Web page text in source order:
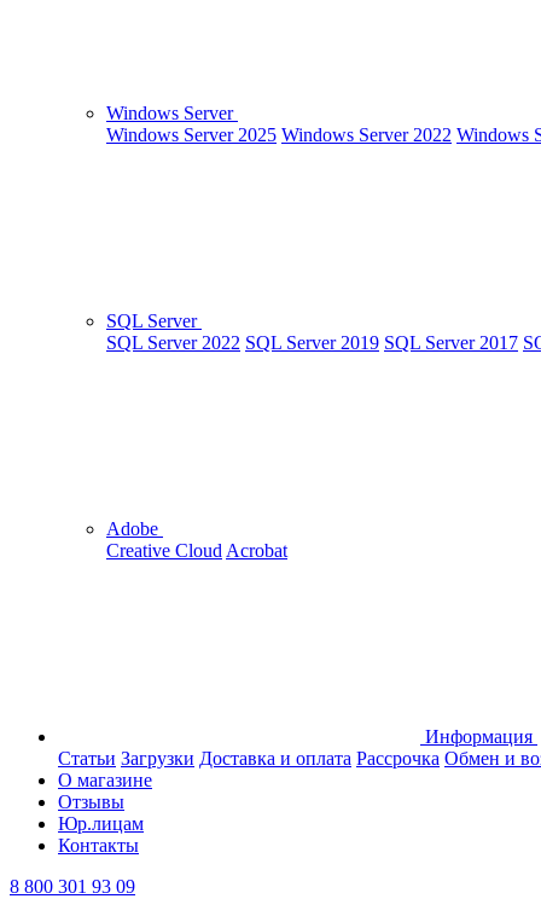
Windows Server
Windows Server 2025 Windows Server 2022 Windows
SQL Server
SQL Server 2022 SQL Server 2019 SQL Server 2017
Adobe
Creative Cloud Acrobat
Информация
Статьи Загрузки Доставка и оплата Рассрочка Обмен и
О магазине
Отзывы
Юр.лицам
Контакты
8 800 301 93 09